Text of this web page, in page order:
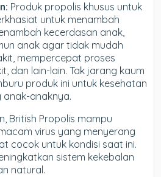
Produk propolis khusus untuk
untuk menambah
kecerdasan anak,
anak agar tidak mudah
mempercepat proses
dan lain-lain. Tak jarang kaum
produk ini untuk kesehatan
anak-anaknya.
British Propolis mampu
virus yang menyerang
cocok untuk kondisi saat ini.
sistem kekebalan
natural.